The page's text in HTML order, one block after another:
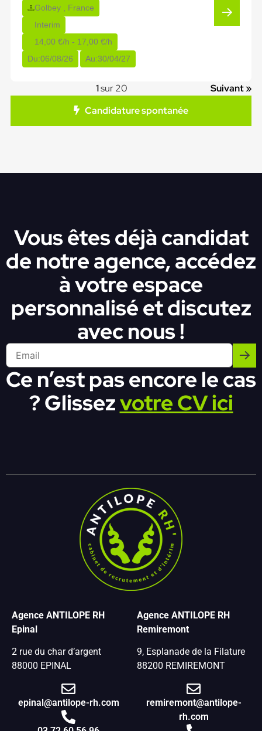
Golbey , France
Interim
14,00 €/h - 17,00 €/h
Du:06/08/26 Au:30/04/27
1sur 20
Suivant »
Candidature spontanée
Vous êtes déjà candidat
de notre agence, accédez
à votre espace
personnalisé et discutez
avec nous !
Ce n’est pas encore le cas
? Glissezvotre CV ici
Agence ANTILOPE RH
Epinal
2 rue du char d’argent
88000 EPINAL
epinal@antilope-rh.com
Agence ANTILOPE RH
Remiremont
9, Esplanade de la Filature
88200 REMIREMONT
remiremont@antilope-
rh.com